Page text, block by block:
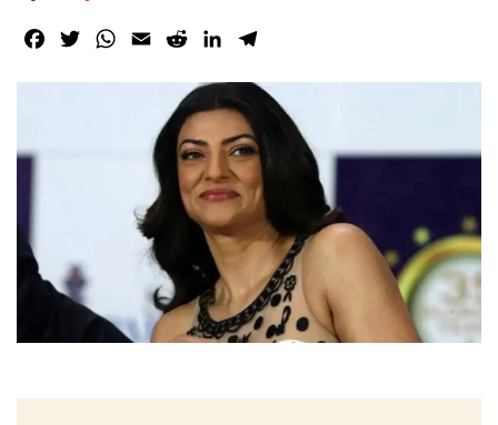
Facebook
TwitterWhatsApp
Email RedditLinkedIn